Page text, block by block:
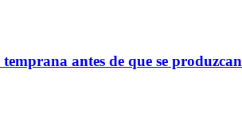
temprana antes de que se